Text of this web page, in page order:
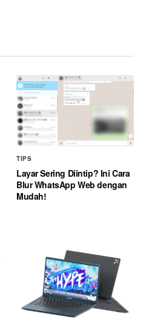
TIPS
Layar Sering Diintip? Ini Cara
Blur WhatsApp Web dengan
Mudah!